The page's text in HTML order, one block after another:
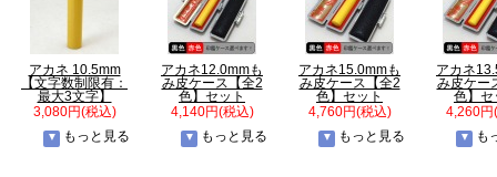
アカネ 10.5mm
【文字数制限有：
最大3文字】
3,080円(税込)
もっと見る
アカネ12.0mmも
み皮ケース【全2
色】セット
4,140円(税込)
もっと見る
アカネ15.0mmも
み皮ケース【全2
色】セット
4,760円(税込)
もっと見る
アカネ
み皮ケー
色】セ
4,260円
も